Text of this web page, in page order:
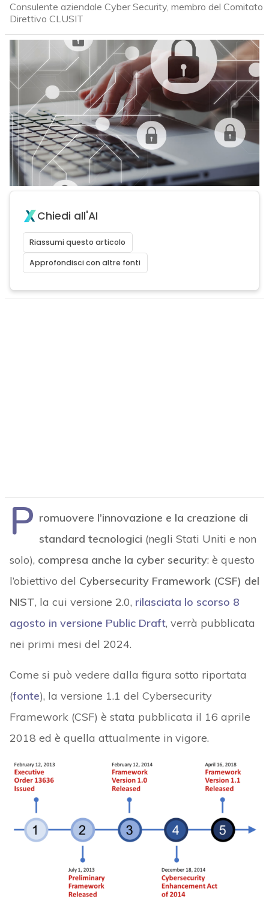
Consulente aziendale Cyber Security, membro del Comitato
Direttivo CLUSIT
Chiedi all'AI
Riassumi questo articolo
Approfondisci con altre fonti
P romuovere l’innovazione e la creazione di
standard tecnologici (negli Stati Uniti e non
solo), compresa anche la cyber security: è questo
l’obiettivo del Cybersecurity Framework (CSF) del
NIST, la cui versione 2.0, rilasciata lo scorso 8
agosto in versione Public Draft, verrà pubblicata
nei primi mesi del 2024.
Come si può vedere dalla figura sotto riportata
(fonte), la versione 1.1 del Cybersecurity
Framework (CSF) è stata pubblicata il 16 aprile
2018 ed è quella attualmente in vigore.